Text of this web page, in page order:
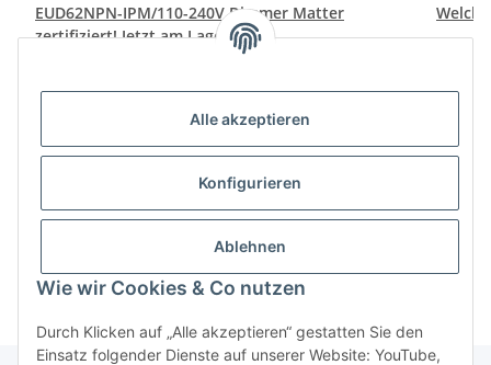
Alle akzeptieren
Konfigurieren
Ablehnen
Wie wir Cookies & Co nutzen
Durch Klicken auf „Alle akzeptieren“ gestatten Sie den
Einsatz folgender Dienste auf unserer Website: YouTube,
EUD62NPN-IPM/110-240V Dimmer Matter
zertifiziert! Jetzt am Lager!
erstes „Matter“-Gerät verfügbar, der neue
Universal-Dimmer „EUD62NPN-IPM/110-240V“!
Was bedeutet das? Beleuchtungen lassen sich
Weiter
oder
Weiter